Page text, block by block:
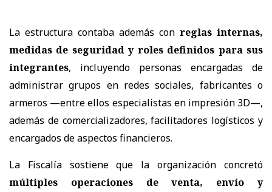
La estructura contaba además con reglas internas,
medidas de seguridad y roles definidos para sus
integrantes, incluyendo personas encargadas de
administrar grupos en redes sociales, fabricantes o
armeros —entre ellos especialistas en impresión 3D—,
además de comercializadores, facilitadores logísticos y
encargados de aspectos financieros.
La Fiscalía sostiene que la organización concretó
múltiples operaciones de venta, envío y